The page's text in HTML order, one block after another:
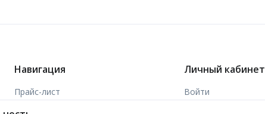
Навигация
Прайс-лист
Личный кабинет
Войти